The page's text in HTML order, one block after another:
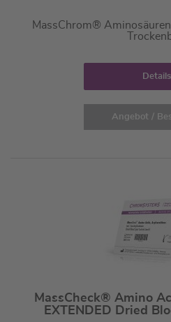
MassChrom®
Details
Angebot /
MassCheck® Amino
EXTENDED Dried